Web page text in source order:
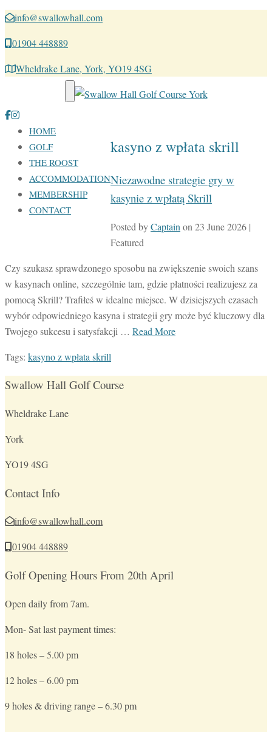
info@swallowhall.com
01904 448889
Wheldrake Lane, York, YO19 4SG
Toggle navigation
HOME
GOLF
THE ROOST
ACCOMMODATION
MEMBERSHIP
CONTACT
kasyno z wpłata skrill
Niezawodne strategie gry w
kasynie z wpłatą Skrill
Posted byCaptain on 23 June 2026 |
Featured
Czy szukasz sprawdzonego sposobu na zwiększenie swoich szans
w kasynach online, szczególnie tam, gdzie płatności realizujesz za
pomocą Skrill? Trafiłeś w idealne miejsce. W dzisiejszych czasach
wybór odpowiedniego kasyna i strategii gry może być kluczowy dla
Twojego sukcesu i satysfakcji … Read More
Tags: kasyno z wpłata skrill
Swallow Hall Golf Course
Wheldrake Lane
York
YO19 4SG
Contact Info
info@swallowhall.com
01904 448889
Golf Opening Hours From 20th April
Open daily from 7am.
Mon- Sat last payment times:
18 holes – 5.00 pm
12 holes – 6.00 pm
9 holes & driving range – 6.30 pm